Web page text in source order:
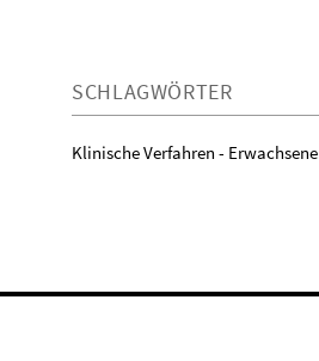
SCHLAGWÖRTER
Klinische Verfahren - Erwachsene